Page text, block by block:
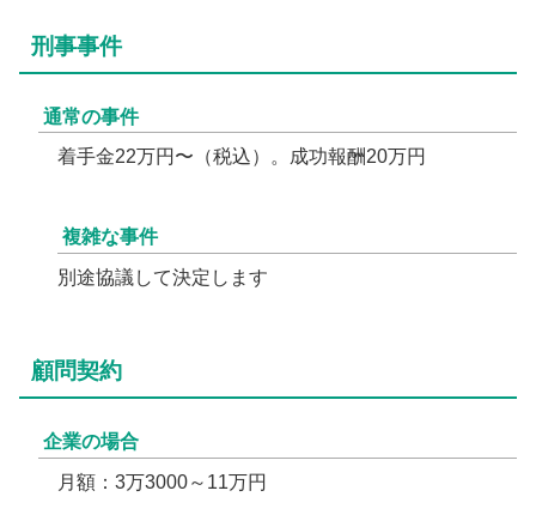
刑事事件
通常の事件
着手金22万円〜（税込）。成功報酬20万円
複雑な事件
別途協議して決定します
顧問契約
企業の場合
月額：3万3000～11万円